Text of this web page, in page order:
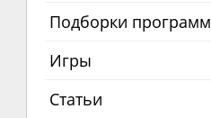
Подборки программ
Игры
Статьи